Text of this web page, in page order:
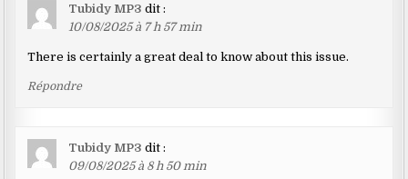
Tubidy MP3 dit :
10/08/2025 à 7 h 57 min
There is certainly a great deal to know about this issue.
Répondre
Tubidy MP3 dit :
09/08/2025 à 8 h 50 min